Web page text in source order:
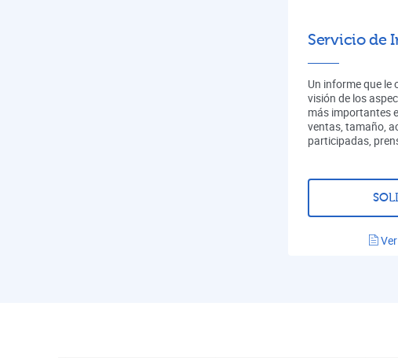
Servicio de
Un informe que le
visión de los
más importantes
ventas, tamaño,
participadas,